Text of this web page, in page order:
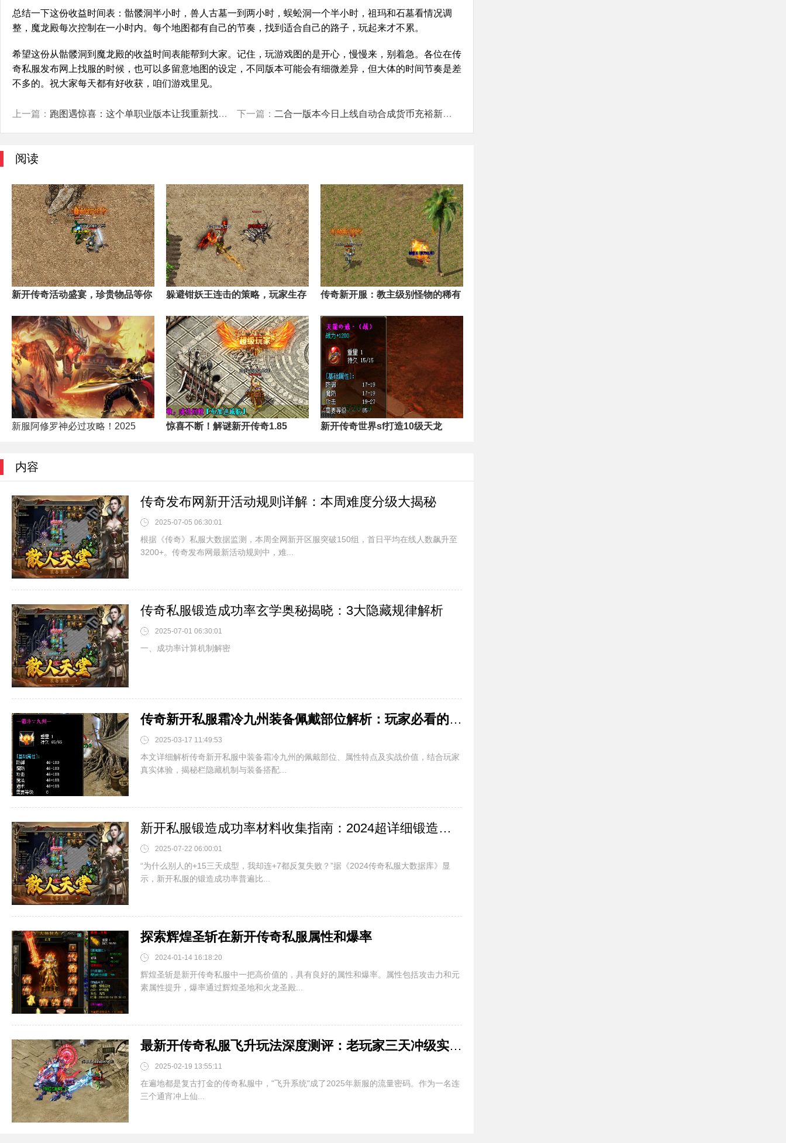
总结一下这份收益时间表：骷髅洞半小时，兽人古墓一到两小时，蜈蚣洞一个半小时，祖玛和石墓看情况调
整，魔龙殿每次控制在一小时内。每个地图都有自己的节奏，找到适合自己的路子，玩起来才不累。
希望这份从骷髅洞到魔龙殿的收益时间表能帮到大家。记住，玩游戏图的是开心，慢慢来，别着急。各位在传
奇私服发布网上找服的时候，也可以多留意地图的设定，不同版本可能会有细微差异，但大体的时间节奏是差
不多的。祝大家每天都有好收获，咱们游戏里见。
上一篇： 跑图遇惊喜：这个单职业版本让我重新找回了打金的快乐 下一篇： 二合一版本今日上线自动合成货币充裕新手畅玩
阅读
新开传奇活动盛宴，珍贵物品等你 躲避钳妖王连击的策略，玩家生存 传奇新开服：教主级别怪物的稀有
新服阿修罗神必过攻略！2025 惊喜不断！解谜新开传奇1.85 新开传奇世界sf打造10级天龙
内容
传奇发布网新开活动规则详解：本周难度分级大揭秘
2025-07-05 06:30:01
根据《传奇》私服大数据监测，本周全网新开区服突破150组，首日平均在线人数飙升至
3200+。传奇发布网最新活动规则中，难...
传奇私服锻造成功率玄学奥秘揭晓：3大隐藏规律解析
2025-07-01 06:30:01
一、成功率计算机制解密
传奇新开私服霜冷九州装备佩戴部位解析：玩家必看的栏奥秘
2025-03-17 11:49:53
本文详细解析传奇新开私服中装备霜冷九州的佩戴部位、属性特点及实战价值，结合玩家
真实体验，揭秘栏隐藏机制与装备搭配...
新开私服锻造成功率材料收集指南：2024超详细锻造避坑手册
2025-07-22 06:00:01
“为什么别人的+15三天成型，我却连+7都反复失败？”据《2024传奇私服大数据库》显
示，新开私服的锻造成功率普遍比...
探索辉煌圣斩在新开传奇私服属性和爆率
2024-01-14 16:18:20
辉煌圣斩是新开传奇私服中一把高价值的，具有良好的属性和爆率。属性包括攻击力和元
素属性提升，爆率通过辉煌圣地和火龙圣殿...
最新开传奇私服飞升玩法深度测评：老玩家三天冲级实战报告
2025-02-19 13:55:11
在遍地都是复古打金的传奇私服中，"飞升系统"成了2025年新服的流量密码。作为一名连
三个通宵冲上仙...